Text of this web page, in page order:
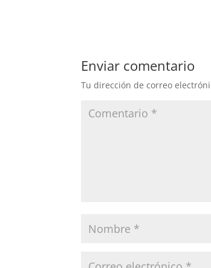
Enviar comentario
Tu dirección de correo